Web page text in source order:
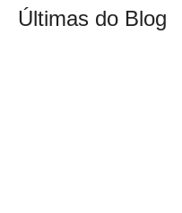
Últimas do Blog